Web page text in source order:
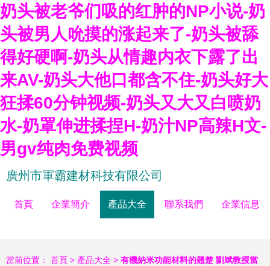
奶头被老爷们吸的红肿的NP小说-奶
头被男人吮摸的涨起来了-奶头被舔
得好硬啊-奶头从情趣内衣下露了出
来AV-奶头大他口都含不住-奶头好大
狂揉60分钟视频-奶头又大又白喷奶
水-奶罩伸进揉捏H-奶汁NP高辣H文-
男gv纯肉免费视频
廣州市軍霸建材科技有限公司
首頁 企業簡介 產品大全 聯系我們 企業信息
當前位置： 首頁 > 產品大全 > 有機納米功能材料的翹楚 劉斌教授當